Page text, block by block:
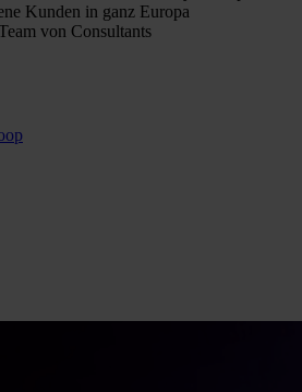
Kunden in ganz Europa
von Consultants